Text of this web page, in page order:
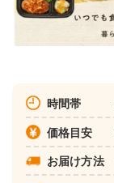
時間帯
価格目安
お届け方法